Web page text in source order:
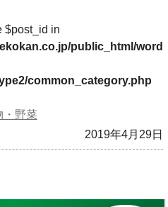
$post_id in
public_html/word
common_category.php
・野菜
2019年4月29日